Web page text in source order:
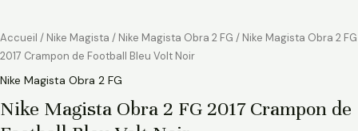
Accueil / Nike Magista / Nike Magista Obra 2 FG / Nike Magista Obra 2 FG
2017 Crampon de Football Bleu Volt Noir
Nike Magista Obra 2 FG
Nike Magista Obra 2 FG 2017 Crampon de